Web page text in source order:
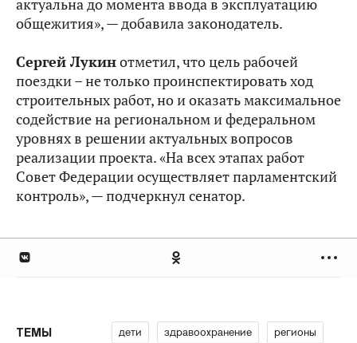
актуальна до момента ввода в эксплуатацию
общежития», — добавила законодатель.
Сергей Лукинотметил, что цель рабочей
поездки – не только проинспектировать ход
строительных работ, но и оказать максимальное
содействие на региональном и федеральном
уровнях в решении актуальных вопросов
реализации проекта. «На всех этапах работ
Совет Федерации осуществляет парламентский
контроль», — подчеркнул сенатор.
ТЕМЫ дети здравоохранение регионы